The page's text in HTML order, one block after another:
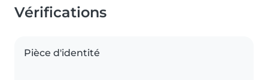
Vérifications
Pièce d'identité